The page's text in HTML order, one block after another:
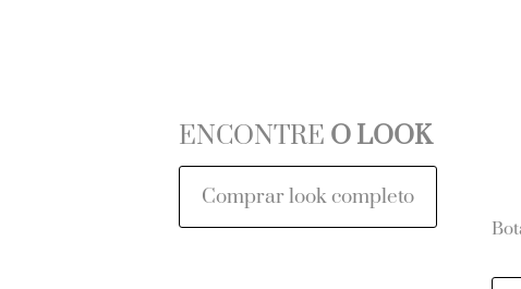
ENCONTRE O LOOK
Comprar look completo